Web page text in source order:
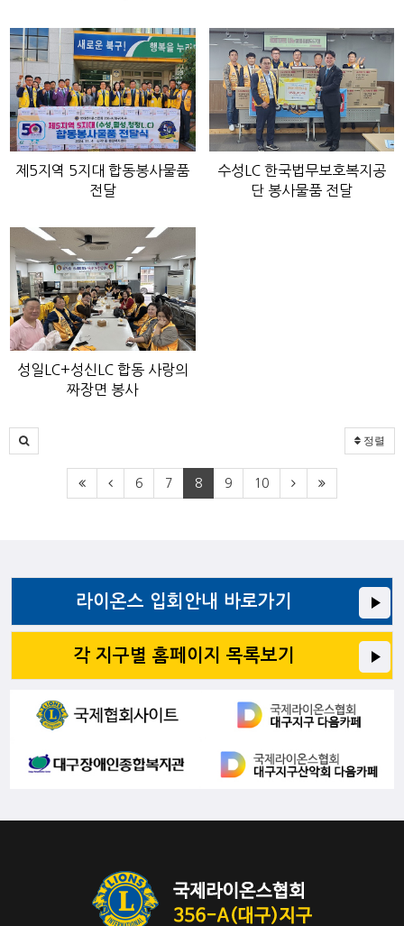
제5지역 5지대 합동봉사물품
전달
수성LC 한국법무보호복지공
단 봉사물품 전달
성일LC+성신LC 합동 사랑의
짜장면 봉사
정렬
6 7 8 9 10
라이온스 입회안내 바로가기
각 지구별 홈페이지 목록보기